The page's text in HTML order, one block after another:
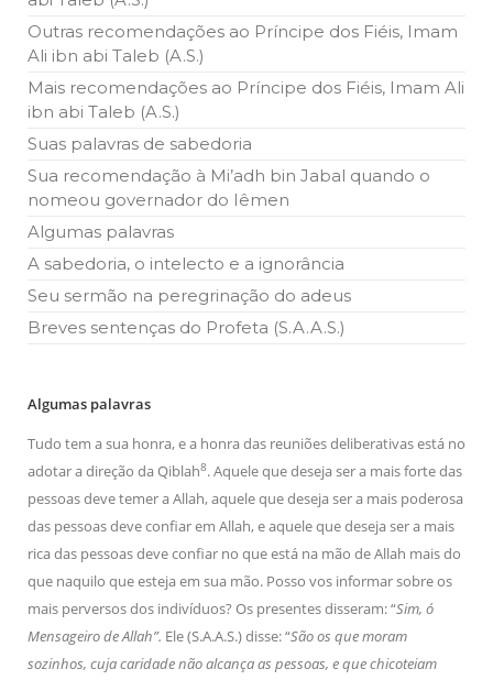
Falecimento do Imam Ali Ibn Al-Hussein
(A.S.)
data em que relembramos o martírio do quarto Imam dos
muçulmanos, o Imam Ali Ibn Al-Hussein Ibn Ali Ibn Abi Táleb
NOTÍCIAS
Centro Islâmico no Brasil recebe o ex-
ministro das Relações Exteriores da
Na noite da quinta-feira, 03 de Abril, o Centro Islâmico no
Brasil recebeu em sua sede, em São Paulo, o ex-ministro das
Relações Exteriores da República Islâmica do Irã, Sr. Kamal
Outras recomendações ao Príncipe dos Fiéis, Imam
Ali ibn abi Taleb (A.S.)
Mais recomendações ao Príncipe dos Fiéis, Imam Ali
ibn abi Taleb (A.S.)
Suas palavras de sabedoria
Sua recomendação à Mi’adh bin Jabal quando o
nomeou governador do Iêmen
Algumas palavras
A sabedoria, o intelecto e a ignorância
Seu sermão na peregrinação do adeus
Breves sentenças do Profeta (S.A.A.S.)
Algumas palavras
Tudo tem a sua honra, e a honra das reuniões deliberativas está no
adotar a direção da Qiblah8. Aquele que deseja ser a mais forte das
pessoas deve temer a Allah, aquele que deseja ser a mais poderosa
das pessoas deve confiar em Allah, e aquele que deseja ser a mais
rica das pessoas deve confiar no que está na mão de Allah mais do
que naquilo que esteja em sua mão. Posso vos informar sobre os
mais perversos dos indivíduos? Os presentes disseram: “Sim, ó
Mensageiro de Allah”. Ele (S.A.A.S.) disse: “São os que moram
sozinhos, cuja caridade não alcança as pessoas, e que chicoteiam